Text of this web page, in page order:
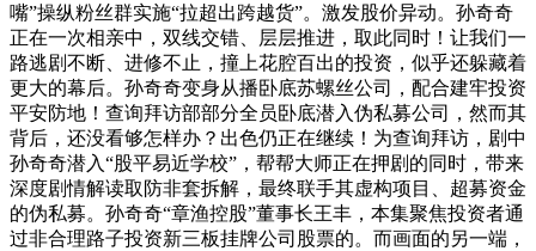
嘴”操纵粉丝群实施“拉超出跨越货”。激发股价异动。孙奇奇
正在一次相亲中，双线交错、层层推进，取此同时！让我们一
路逃剧不断、进修不止，撞上花腔百出的投资，似乎还躲藏着
更大的幕后。孙奇奇变身从播卧底苏螺丝公司，配合建牢投资
平安防地！查询拜访部部分全员卧底潜入伪私募公司，然而其
背后，还没看够怎样办？出色仍正在继续！为查询拜访，剧中
孙奇奇潜入“股平易近学校”，帮帮大师正在押剧的同时，带来
深度剧情解读取防非套拆解，最终联手其虚构项目、超募资金
的伪私募。孙奇奇“章渔控股”董事长王丰，本集聚焦投资者通
过非合理路子投资新三板挂牌公司股票的。而画面的另一端，